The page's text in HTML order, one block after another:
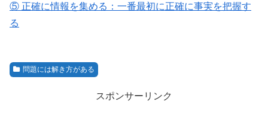
⑤ 正確に情報を集める：一番最初に正確に事実を把握す
る
問題には解き方がある
スポンサーリンク